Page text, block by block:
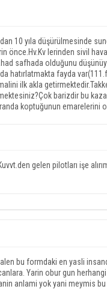
10 yıla düşürülmesinde
önce.Hv.Kv lerinden sivil
safhada olduğunu
hatırlatmakta fayda
ilk akla
barizdir bu
koptuğunun emarelerini
gelen pilotları işe
bu formdaki en yasli
Yarin obur gun
anlami yok yani meymis